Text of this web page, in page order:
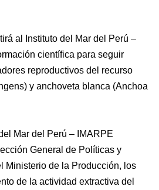
al Instituto del Mar del Perú –
científica para seguir
reproductivos del recurso
y anchoveta blanca (Anchoa
Mar del Perú – IMARPE
General de Políticas y
Ministerio de la Producción, los
de la actividad extractiva del